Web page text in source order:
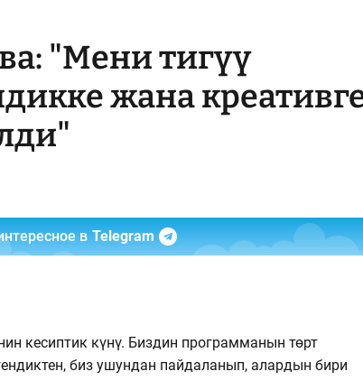
"Мени тигүү
жана
в Telegram
кесиптик күнү. Биздин программанын төрт
биз ушундан пайдаланып, алардын бири